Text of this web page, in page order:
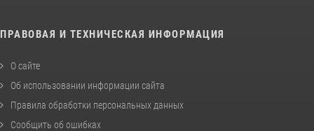
ПРАВОВАЯ И ТЕХНИЧЕСКАЯ ИНФОРМАЦИЯ
О сайте
Об использовании информации сайта
Правила обработки персональных данных
Сообщить об ошибках